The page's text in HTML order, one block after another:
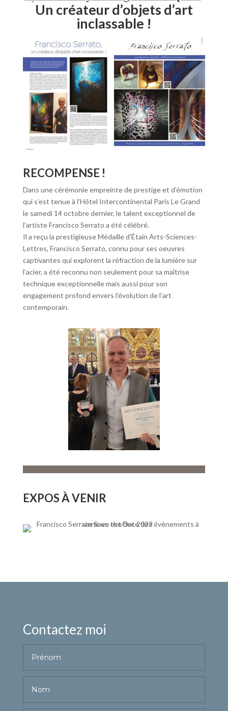
Un créateur d’objets d’art
inclassable !
RECOMPENSE !
Dans une cérémonie empreinte de prestige et d’émotion
qui s’est tenue à l’Hôtel Intercontinental Paris Le Grand
le samedi 14 octobre dernier, le talent exceptionnel de
l’artiste Francisco Serrato a été célébré.
Il a reçu la prestigieuse Médaille d’Étain Arts-Sciences-
Lettres, Francisco Serrato, connu pour ses oeuvres
captivantes qui explorent la réfraction de la lumière sur
l’acier, a été reconnu non seulement pour sa maîtrise
technique exceptionnelle mais aussi pour son
engagement profond envers l’évolution de l’art
contemporain.
EXPOS À VENIR
Contactez moi